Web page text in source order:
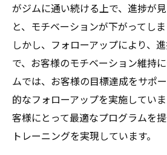
がジムに通い続ける上で、進捗が
と、モチベーションが下がってしま
しかし、フォローアップにより、
で、お客様のモチベーション維持
ムでは、お客様の目標達成をサポ
的なフォローアップを実施してい
客様にとって最適なプログラムを
トレーニングを実現しています。